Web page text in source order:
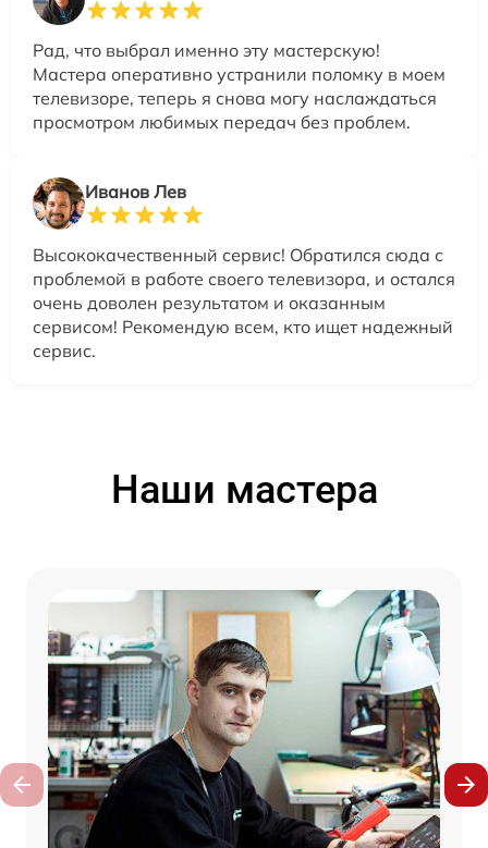
Рад, что выбрал именно эту мастерскую!
Мастера оперативно устранили поломку в моем
телевизоре, теперь я снова могу наслаждаться
просмотром любимых передач без проблем.
Иванов Лев
Высококачественный сервис! Обратился сюда с
проблемой в работе своего телевизора, и остался
очень доволен результатом и оказанным
сервисом! Рекомендую всем, кто ищет надежный
сервис.
Наши мастера